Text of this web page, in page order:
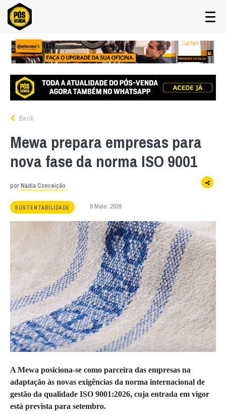
Back
Mewa prepara empresas para
nova fase da norma ISO 9001
porNádia Conceição
SUSTENTABILIDADE 8 Maio, 2026
A Mewa posiciona-se como parceira das empresas na
adaptação às novas exigências da norma internacional de
gestão da qualidade ISO 9001:2026, cuja entrada em vigor
está prevista para setembro.